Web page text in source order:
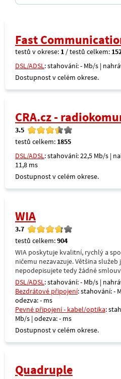
Fast
testů v okrese: 1 / testů celkem:
DSL/ADSL: stahování: - Mb/s |
Dostupnost v celém okrese.
CRA.cz -
3.5
testů celkem: 1855
DSL/ADSL: stahování: 22,5 Mb/s |
11,8 ms
Dostupnost v celém okrese.
WIA
3.7
testů celkem:904
WIA poskytuje kvalitní, rychlý a
ničemu nezavazuje. Většina služeb
nepodepisujete tedy žádné
DSL/ADSL: stahování: - Mb/s |
Bezdrátové připojení: stahování: -
odezva: - ms
Pevné připojení - kabel/optika:
Mb/s | odezva: - ms
Dostupnost v celém okrese.
Quadruple